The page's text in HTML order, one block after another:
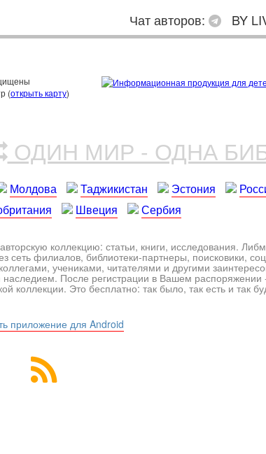
Чат авторов: BY
(открыть карту)
ОДИН МИР - ОДНА
Молдова Таджикистан Эстония
Швеция Сербия
коллекцию: статьи, книги, исследования.
сеть филиалов, библиотеки-партнеры, поисковики,
учениками, читателями и другими
После регистрации в Вашем распоряжении
коллекции. Это бесплатно: так было, так есть и так
приложение для Android